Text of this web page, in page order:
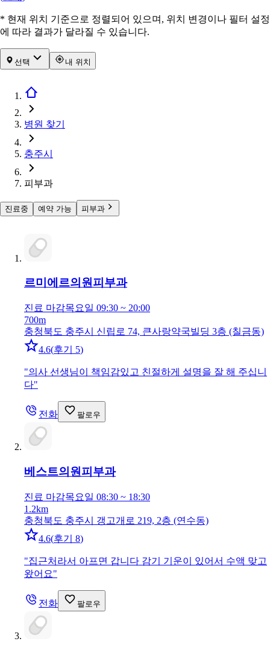
* 현재 위치 기준으로 정렬되어 있으며, 위치 변경이나 필터 설정
에 따라 결과가 달라질 수 있습니다.
선택 내 위치
병원 찾기
충주시
피부과
진료중 예약 가능 피부과
르미에르의원피부과
진료 마감목요일 09:30 ~ 20:00
700m
충청북도 충주시 신립로 74, 큰사랑약국빌딩 3층 (칠금동)
4.6(후기 5)
"의사 선생님이 책임감있고 친절하게 설명을 잘 해 주십니
다"
전화 팔로우
베스트의원 피부과
진료 마감목요일 08:30 ~ 18:30
1.2km
충청북도 충주시 갱고개로 219, 2층 (연수동)
4.6(후기 8)
"집근처라서 아프면 갑니다 감기 기운이 있어서 수액 맞고
왔어요"
전화 팔로우